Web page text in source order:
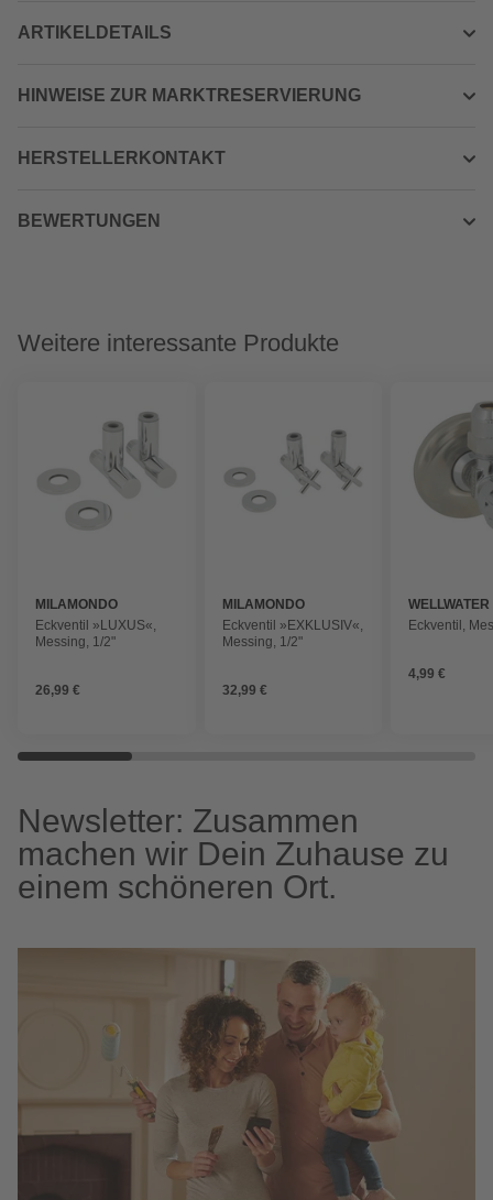
ARTIKELDETAILS
HINWEISE ZUR MARKTRESERVIERUNG
HERSTELLERKONTAKT
BEWERTUNGEN
Weitere interessante Produkte
MILAMONDO
Eckventil »LUXUS«,
Messing, 1/2"
26,99 €
MILAMONDO
Eckventil »EXKLUSIV«,
Messing, 1/2"
32,99 €
WELLWATER
Eckventil,
4,99 €
Newsletter: Zusammen
machen wir Dein Zuhause zu
einem schöneren Ort.